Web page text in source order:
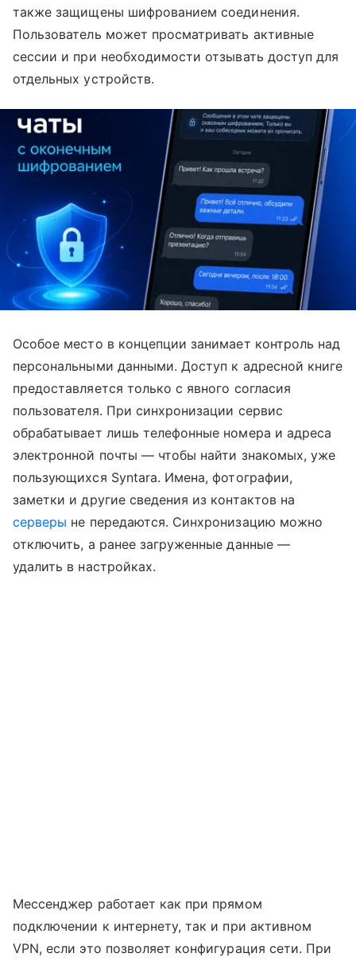
также защищены шифрованием соединения.
Пользователь может просматривать активные
сессии и при необходимости отзывать доступ для
отдельных устройств.
Особое место в концепции занимает контроль над
персональными данными. Доступ к адресной книге
предоставляется только с явного согласия
пользователя. При синхронизации сервис
обрабатывает лишь телефонные номера и адреса
электронной почты — чтобы найти знакомых, уже
пользующихся Syntara. Имена, фотографии,
заметки и другие сведения из контактов на
серверы не передаются. Синхронизацию можно
отключить, а ранее загруженные данные —
удалить в настройках.
Мессенджер работает как при прямом
подключении к интернету, так и при активном
VPN, если это позволяет конфигурация сети. При